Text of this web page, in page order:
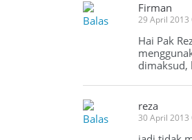
Balas
Firman
29 April 2013
Hai Pak
dimaksud,
Balas
reza
30 April 2013